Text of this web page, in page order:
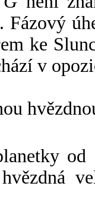
Fázový
ke
v
od